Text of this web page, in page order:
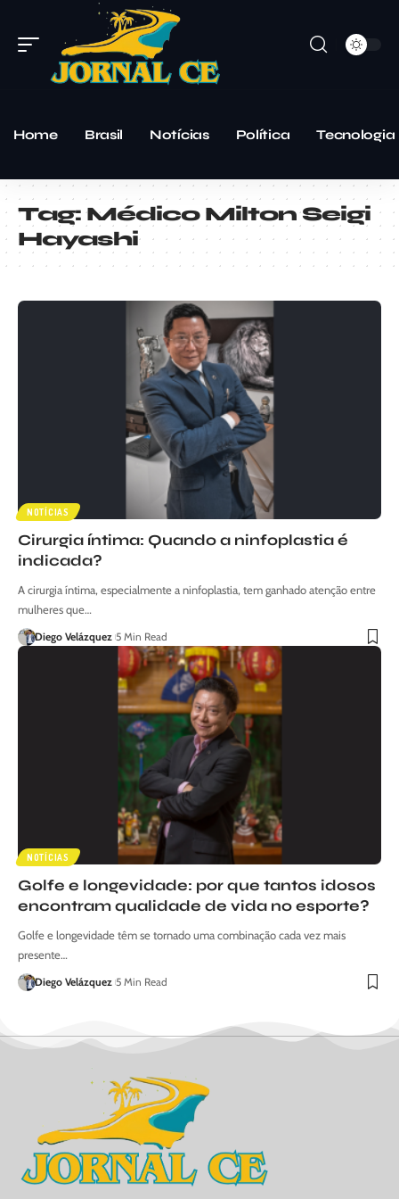
Home Brasil Notícias Política Tecnologia
Tag:Médico Milton Seigi
Hayashi
NOTÍCIAS
Cirurgia íntima: Quando a ninfoplastia é
indicada?
A cirurgia íntima, especialmente a ninfoplastia, tem ganhado atenção entre
mulheres que…
Diego Velázquez 5 Min Read
NOTÍCIAS
Golfe e longevidade: por que tantos idosos
encontram qualidade de vida no esporte?
Golfe e longevidade têm se tornado uma combinação cada vez mais
presente…
Diego Velázquez 5 Min Read